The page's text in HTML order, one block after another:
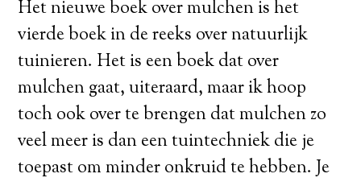
Het nieuwe boek over mulchen is het
vierde boek in de reeks over natuurlijk
tuinieren. Het is een boek dat over
mulchen gaat, uiteraard, maar ik hoop
toch ook over te brengen dat mulchen zo
veel meer is dan een tuintechniek die je
toepast om minder onkruid te hebben. Je